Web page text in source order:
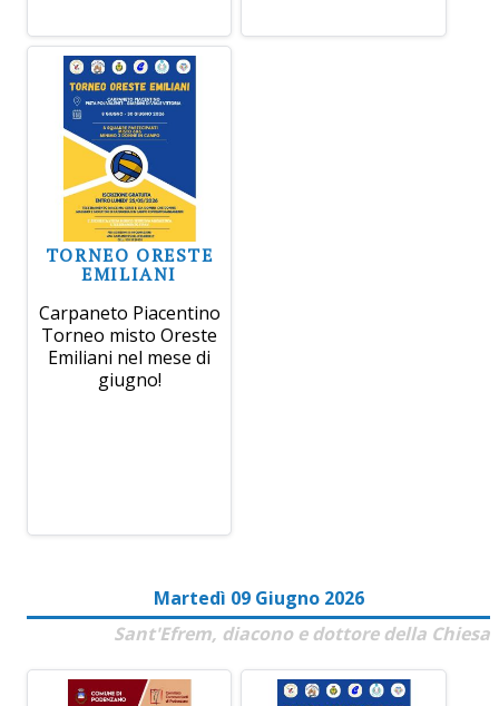
TORNEO ORESTE
EMILIANI
Carpaneto Piacentino
Torneo misto Oreste
Emiliani nel mese di
giugno!
Martedì 09 Giugno 2026
Sant'Efrem, diacono e dottore della Chiesa